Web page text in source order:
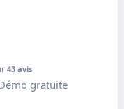
43 avis
gratuite